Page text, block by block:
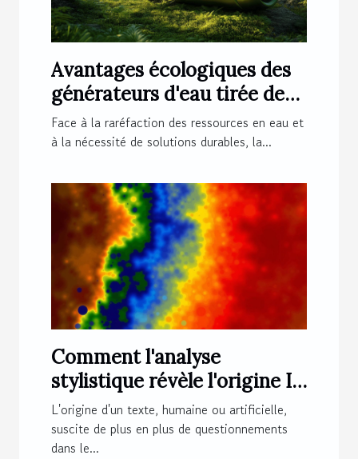
Avantages écologiques des
générateurs d'eau tirée de
l'air
Face à la raréfaction des ressources en eau et
à la nécessité de solutions durables, la...
Comment l'analyse
stylistique révèle l'origine IA
d'un texte ?
L'origine d'un texte, humaine ou artificielle,
suscite de plus en plus de questionnements
dans le...